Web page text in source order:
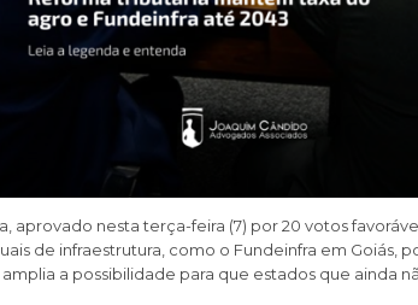
aprovado nesta terça-feira (7) por 20 votos
de infraestrutura, como o Fundeinfra em
a possibilidade para que estados que ainda